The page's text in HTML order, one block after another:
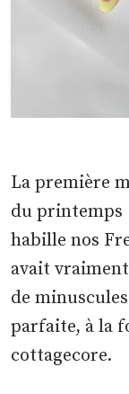
La première
du printemps
habille nos
avait
de
parfaite, à la
cottagecore.